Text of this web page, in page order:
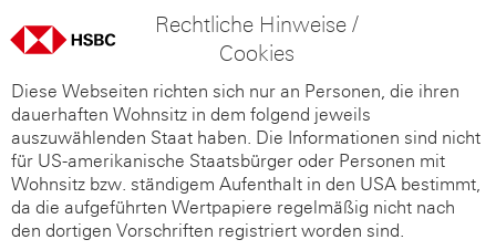
Rechtliche Hinweise /
Cookies
Diese Webseiten richten sich nur an Personen, die ihren
dauerhaften Wohnsitz in dem folgend jeweils
auszuwählenden Staat haben. Die Informationen sind nicht
für US-amerikanische Staatsbürger oder Personen mit
Wohnsitz bzw. ständigem Aufenthalt in den USA bestimmt,
da die aufgeführten Wertpapiere regelmäßig nicht nach
den dortigen Vorschriften registriert worden sind.